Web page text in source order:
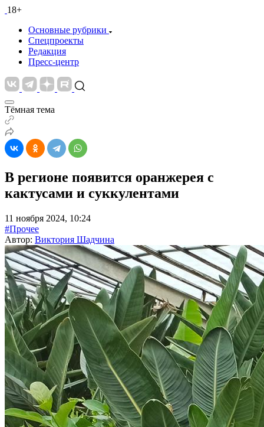
18+
Основные рубрики
Спецпроекты
Редакция
Пресс-центр
Тёмная тема
В регионе появится оранжерея с
кактусами и суккулентами
11 ноября 2024, 10:24
#Прочее
Автор: Виктория Шадчина